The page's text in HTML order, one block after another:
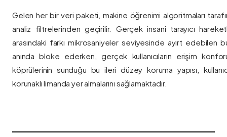
Gelen her bir veri paketi, makine öğrenimi algoritmaları
analiz filtrelerinden geçirilir. Gerçek insani tarayıcı
arasındaki farkı mikrosaniyeler seviyesinde ayırt edebilen
anında bloke ederken, gerçek kullanıcıların erişim
köprülerinin sunduğu bu ileri düzey koruma yapısı,
korunaklı limanda yer almalarını sağlamaktadır.